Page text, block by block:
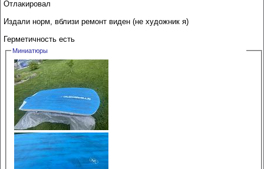
Отлакировал
Издали норм, вблизи ремонт виден (не художник я)
Герметичность есть
Миниатюры